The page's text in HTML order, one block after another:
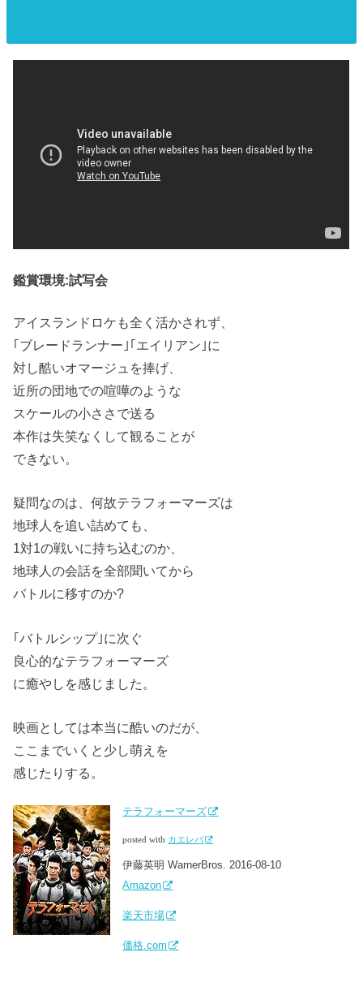
鑑賞環境:試写会
アイスランドロケも全く活かされず、
｢ブレードランナー｣｢エイリアン｣に
対し酷いオマージュを捧げ、
近所の団地での喧嘩のような
スケールの小ささで送る
本作は失笑なくして観ることが
できない。
疑問なのは、何故テラフォーマーズは
地球人を追い詰めても、
1対1の戦いに持ち込むのか、
地球人の会話を全部聞いてから
バトルに移すのか?
｢バトルシップ｣に次ぐ
良心的なテラフォーマーズ
に癒やしを感じました。
映画としては本当に酷いのだが、
ここまでいくと少し萌えを
感じたりする。
テラフォーマーズ
posted with カエレバ
伊藤英明 WarnerBros. 2016-08-10
Amazon
楽天市場
価格.com